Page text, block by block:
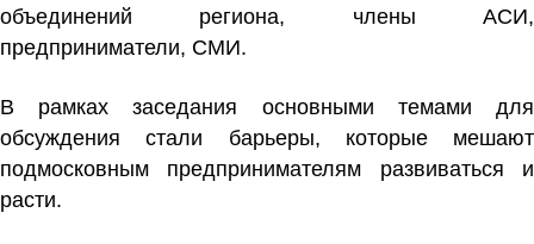
объединений региона, члены АСИ,
предприниматели, СМИ.
В рамках заседания основными темами для
обсуждения стали барьеры, которые мешают
подмосковным предпринимателям развиваться и
расти.